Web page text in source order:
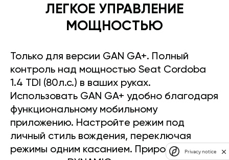
ЛЕГКОЕ УПРАВЛЕНИЕ
МОЩНОСТЬЮ
Только для версии GAN GA+. Полный
контроль над мощностью Seat Cordoba
1.4 TDI (80л.с.) в ваших руках.
Использовать GAN GA+ удобно благодаря
функциональному мобильному
приложению. Настройте режим под
личный стиль вождения, переключая
режимы одним касанием. Прирост
Privacy notice